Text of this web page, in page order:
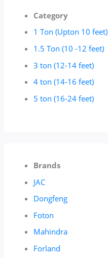
Category
1 Ton (Upton 10 feet)
1.5 Ton (10 -12 feet)
3 ton (12-14 feet)
4 ton (14-16 feet)
5 ton (16-24 feet)
Brands
JAC
Dongfeng
Foton
Mahindra
Forland